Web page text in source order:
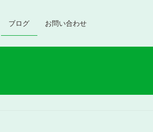
ブログ お問い合わせ